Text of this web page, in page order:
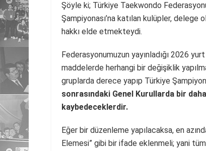
Şöyle ki; Türkiye Taekwondo
Şampiyonası’na katılan kulüpler,
hakkı elde etmekteydi.
Federasyonumuzun yayınladığı 2026
maddelerde herhangi bir değişiklik
gruplarda derece yapıp Türkiye
sonrasındaki Genel Kurullarda bir
kaybedeceklerdir.
Eğer bir düzenleme yapılacaksa, en
Elemesi” gibi bir ifade eklenmeli; yani